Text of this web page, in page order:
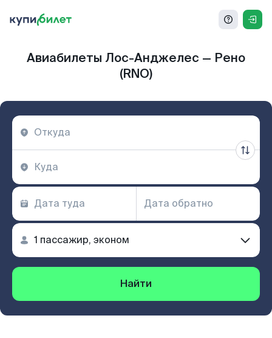
Авиабилеты Лос-Анджелес — Рено
(RNO)
Найти